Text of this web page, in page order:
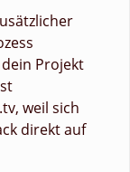
Projekt
weil sich
direkt auf